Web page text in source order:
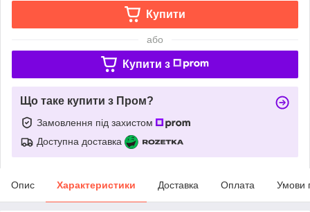
Купити
або
Купити з
Що таке купити з Пром?
Замовлення під захистом
Доступна доставка
Опис Характеристики Доставка Оплата Умови